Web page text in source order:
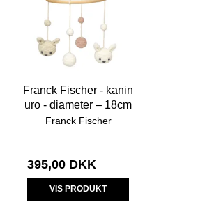
Franck Fischer - kanin
uro - diameter – 18cm
Franck Fischer
395,00 DKK
VIS PRODUKT